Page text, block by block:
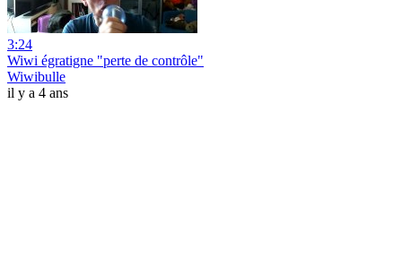
3:24
Wiwi égratigne "perte de contrôle"
Wiwibulle
il y a 4 ans